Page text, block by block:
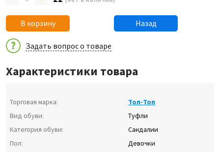
В корзину Назад
Задать вопрос о товаре
Характеристики товара
Торговая марка:
Топ-Топ
Вид обуви:
Туфли
Категория обуви:
Сандалии
Пол:
Девочки